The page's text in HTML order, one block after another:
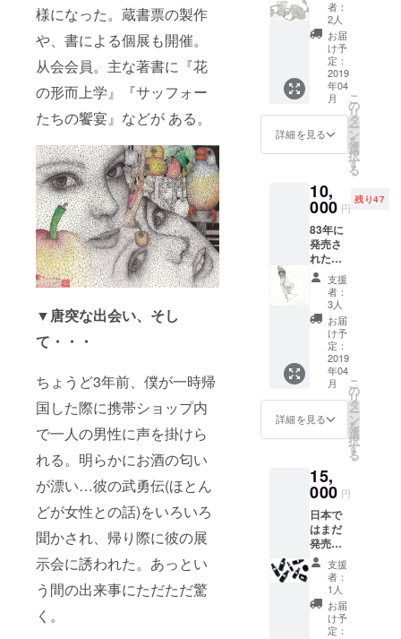
様になった。蔵書票の製作
や、書による個展も開催。
从会会員。主な著書に『花
の形而上学』『サッフォー
たちの饗宴』などが ある。
▼ 唐突な出会い、そし
て・・・
ちょうど3年前、僕が一時帰
国した際に携帯ショップ内
で一人の男性に声を掛けら
れる。明らかにお酒の匂い
が漂い…彼の武勇伝(ほとん
どが女性との話)をいろいろ
聞かされ、帰り際に彼の展
示会に誘われた。あっとい
う間の出来事にただただ驚
く。
に載っ
ていな
いオス
スメス
ポット
などを
お教え
しま
す。 6
情報を
共有し
たいと
思いま
す！！
！
り 彼の
代表作
である
葉脈を
モチー
フに描
いた銅
版画に
よる作
品 100
枚セッ
品集の
中から
僕が選
んだ一
枚(直筆
サイ
ン、ナ
ンバリ
ング有
り、サ
イズ
23x18c
m)とお
礼の言
葉を添
えてお
送りし
者：
2人
お届
け予
定：
2019
年04
月
詳細を見る
こ
の
リ
タ
ー
ン
を
選
択
す
る
10,
000 円
残り47
83年に
発売さ
れた百
枚銅版
画集よ
り 彼の
代表作
である
葉脈を
モチー
フに描
いた銅
版画に
よる作
品 100
枚セッ
品集の
中から
僕が選
んだ一
枚(直筆
サイ
ン、ナ
ンバリ
ング有
り、サ
イズ
23x18c
支援
者：
3人
お届
け予
定：
2019
年04
月
詳細を見る
こ
の
リ
タ
ー
ン
を
選
択
す
る
15,
000 円
日本で
はまだ
発売さ
れてい
ない
David
Mallett
の高級
ヘアケ
支援
者：
1人
お届
け予
定：